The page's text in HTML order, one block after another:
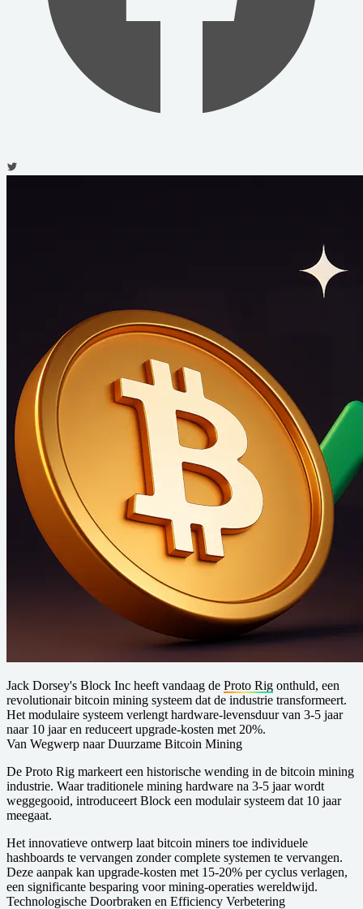
Jack Dorsey's Block Inc heeft vandaag de Proto Rig onthuld, een
revolutionair bitcoin mining systeem dat de industrie transformeert.
Het modulaire systeem verlengt hardware-levensduur van 3-5 jaar
naar 10 jaar en reduceert upgrade-kosten met 20%.
Van Wegwerp naar Duurzame Bitcoin Mining
De Proto Rig markeert een historische wending in de bitcoin mining
industrie. Waar traditionele mining hardware na 3-5 jaar wordt
weggegooid, introduceert Block een modulair systeem dat 10 jaar
meegaat.
Het innovatieve ontwerp laat bitcoin miners toe individuele
hashboards te vervangen zonder complete systemen te vervangen.
Deze aanpak kan upgrade-kosten met 15-20% per cyclus verlagen,
een significante besparing voor mining-operaties wereldwijd.
Technologische Doorbraken en Efficiency Verbetering